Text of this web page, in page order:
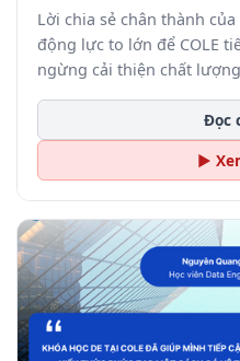
Lời chia sẻ chân thành
động lực to lớn để COLE
ngừng cải thiện chất
những giá trị thực chiến
Đọc
▶